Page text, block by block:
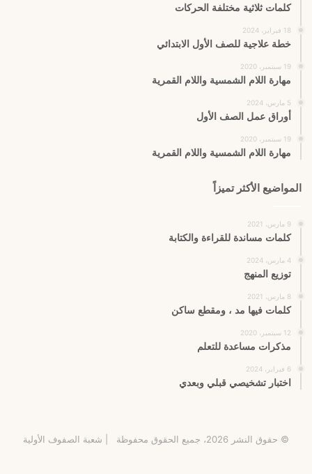
كلمات ثلاثية مختلفة الحركات
18 فبراير، 2024
خطة علاجية للصف الأول الابتدائي
19 سبتمبر، 2020
مهارة اللام الشمسية واللام القمرية
5 مارس، 2024
أوراق عمل الصف الأول
19 سبتمبر، 2020
مهارة اللام الشمسية واللام القمرية
المواضيع الأكثر تميزاً
9 مارس، 2021
كلمات مساندة للقراءة والكتابة
4 مارس، 2024
توزيع المنهج
8 مارس، 2021
كلمات فيها مد ، ومقطع ساكن
12 سبتمبر، 2020
مذكرات مساعدة للتعلم
6 فبراير، 2024
اختبار تشخيصي قبلي وبعدي
© حقوق النشر 2026، جميع الحقوق محفوظة | شعبة الصفوف الأولية